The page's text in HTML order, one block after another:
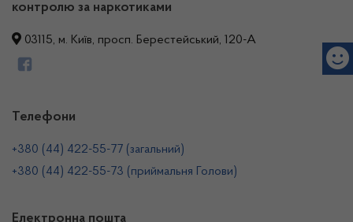
контролю за наркотиками
03115, м. Київ, просп. Берестейський, 120-А
Телефони
+380 (44) 422-55-77 (загальний)
+380 (44) 422-55-73 (приймальня Голови)
Електронна пошта